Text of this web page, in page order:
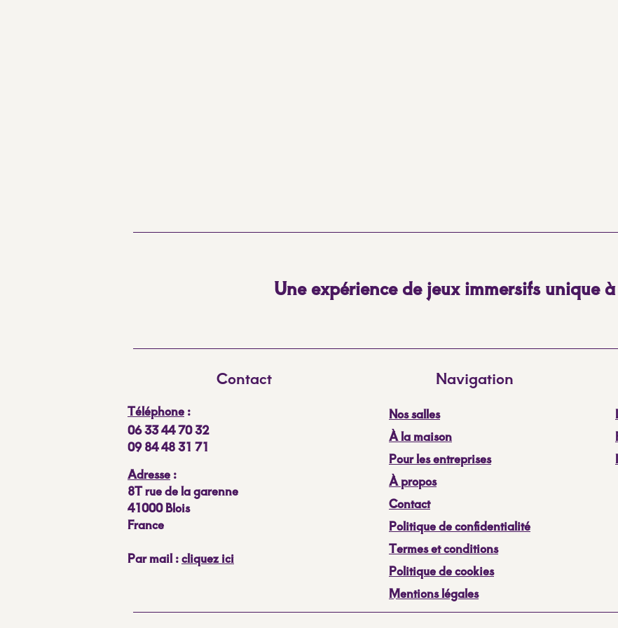
Une expérience de jeux immersifs unique
Contact
Téléphone :
06 33 44 70 32
09 84 48 31 71
Adresse :
8T rue de la garenne
41000 Blois
France
Par mail :cliquez ici
Navigation
Nos salles
À la maison
Pour les entreprises
À propos
Contact
Politique de confidentialité
Termes et conditions
Politique de cookies
Mentions légales